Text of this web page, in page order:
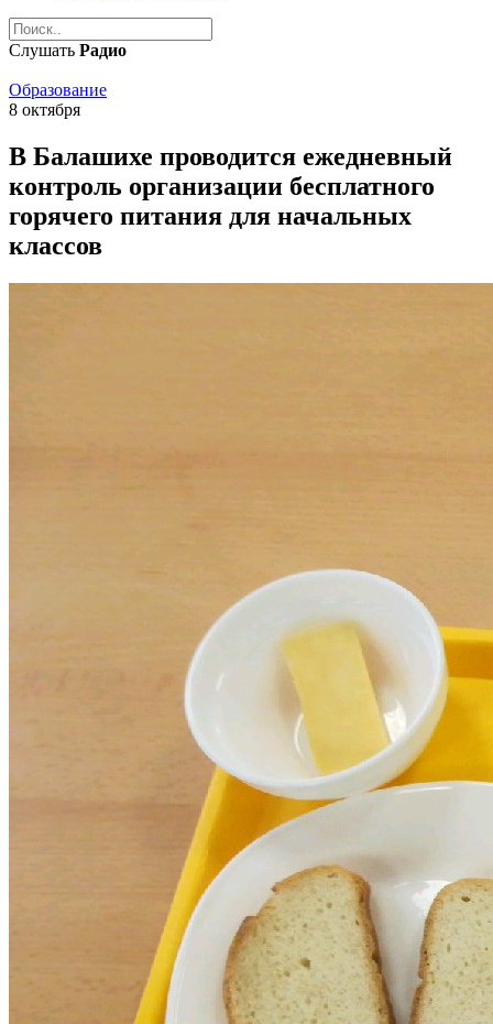
Слушать Радио
Образование
8 октября
В Балашихе проводится ежедневный
контроль организации бесплатного
горячего питания для начальных
классов